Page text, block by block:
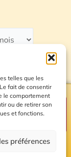
telles que les
fait de consentir
le comportement
ou de retirer son
et fonctions.
préférences